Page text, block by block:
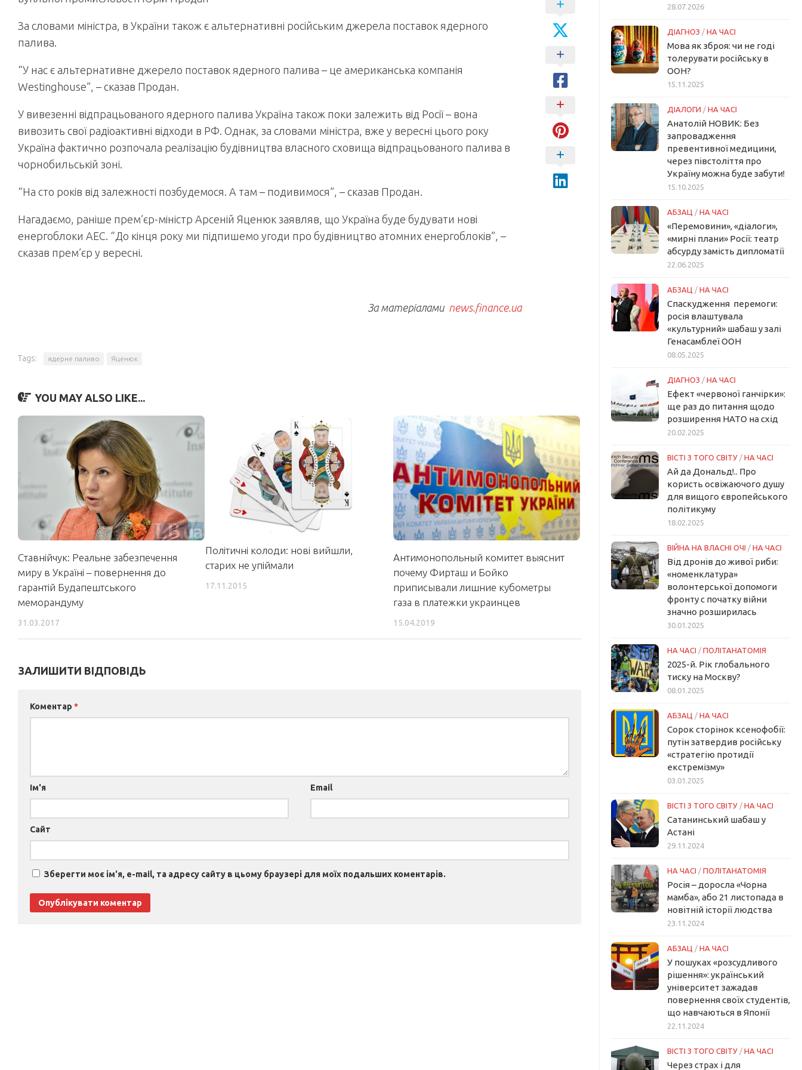
За словами міністра, в України також є альтернативні російським джерела поставок ядерного
палива.
“У нас є альтернативне джерело поставок ядерного палива – це американська компанія
Westinghouse”, – сказав Продан.
У вивезенні відпрацьованого ядерного палива Україна також поки залежить від Росії – вона
вивозить свої радіоактивні відходи в РФ. Однак, за словами міністра, вже у вересні цього року
Україна фактично розпочала реалізацію будівництва власного сховища відпрацьованого палива в
чорнобильській зоні.
“На сто років від залежності позбудемося. А там – подивимося”, – сказав Продан.
Нагадаємо, раніше прем’єр-міністр Арсеній Яценюк заявляв, що Україна буде будувати нові
енергоблоки АЕС. “До кінця року ми підпишемо угоди про будівництво атомних енергоблоків”, –
сказав прем’єр у вересні.
За матеріалами news.finance.ua
Tags: ядерне паливо Яценюк
YOU MAY ALSO LIKE...
Ставнійчук: Реальне забезпечення
миру в Україні – повернення до
гарантій Будапештського
меморандуму
31.03.2017
Політичні колоди: нові вийшли,
старих не упіймали
17.11.2015
Антимонопольный комитет выяснит
почему Фирташ и Бойко
приписывали лишние кубометры
газа в платежки украинцев
15.04.2019
ЗАЛИШИТИ ВІДПОВІДЬ
Коментар *
Ім'я Email
Сайт
Зберегти моє ім'я, e-mail, та адресу сайту в цьому браузері для моїх подальших коментарів.
28.07.2026
ДІАГНОЗ / НА ЧАСІ
Мова як зброя: чи не годі
толерувати російську в
ООН?
15.11.2025
ДІАЛОГИ / НА ЧАСІ
Анатолій НОВИК: Без
запровадження
превентивної медицини,
через півстоліття про
Україну можна буде забути!
15.10.2025
АБЗАЦ / НА ЧАСІ
«Перемовини», «діалоги»,
«мирні плани» Росії: театр
абсурду замість дипломатії
22.06.2025
АБЗАЦ / НА ЧАСІ
Спаскудження перемоги:
росія влаштувала
«культурний» шабаш у залі
Генасамблеї ООН
08.05.2025
ДІАГНОЗ / НА ЧАСІ
Ефект «червоної ганчірки»:
ще раз до питання щодо
розширення НАТО на схід
20.02.2025
ВІСТІ З ТОГО СВІТУ / НА ЧАСІ
Ай да Дональд!.. Про
користь освіжаючого душу
для вищого європейського
політикуму
18.02.2025
ВІЙНА НА ВЛАСНІ ОЧІ / НА ЧАСІ
Від дронів до живої риби:
«номенклатура»
волонтерської допомоги
фронту с початку війни
значно розширилась
30.01.2025
НА ЧАСІ / ПОЛІТАНАТОМІЯ
2025-й. Рік глобального
тиску на Москву?
08.01.2025
АБЗАЦ / НА ЧАСІ
Сорок сторінок ксенофобії:
путін затвердив російську
«стратегію протидії
екстремізму»
03.01.2025
ВІСТІ З ТОГО СВІТУ / НА ЧАСІ
Сатанинський шабаш у
Астані
29.11.2024
НА ЧАСІ / ПОЛІТАНАТОМІЯ
Росія – доросла «Чорна
мамба», або 21 листопада в
новітній історії людства
23.11.2024
АБЗАЦ / НА ЧАСІ
У пошуках «розсудливого
рішення»: український
університет зажадав
повернення своїх студентів,
що навчаються в Японії
22.11.2024
ВІСТІ З ТОГО СВІТУ / НА ЧАСІ
Через страх і для